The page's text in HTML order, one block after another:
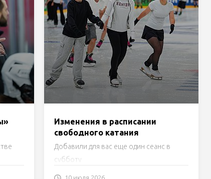
Изменения в расписании
свободного катания
Добавили для вас еще один сеанс в
субботу